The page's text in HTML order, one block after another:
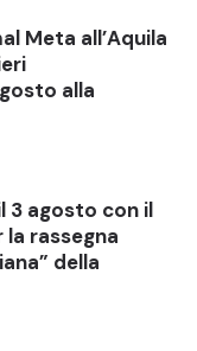
Meta all’Aquila
alla
3 agosto con il
la rassegna
della